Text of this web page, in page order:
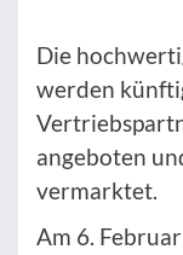
Die
werden
angeboten
vermarktet.
Am 6.